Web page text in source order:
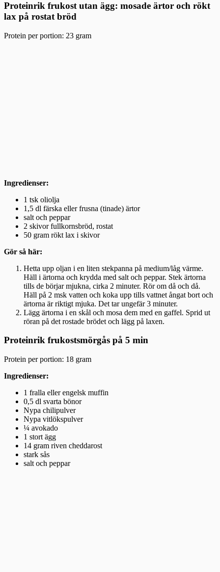
Proteinrik frukost utan ägg: mosade ärtor och rökt
lax på rostat bröd
Protein per portion: 23 gram
Ingredienser:
1 tsk oliolja
1,5 dl färska eller frusna (tinade) ärtor
salt och peppar
2 skivor fullkornsbröd, rostat
50 gram rökt lax i skivor
Gör så här:
Hetta upp oljan i en liten stekpanna på medium/låg värme.
Häll i ärtorna och krydda med salt och peppar. Stek ärtorna
tills de börjar mjukna, cirka 2 minuter. Rör om då och då.
Häll på 2 msk vatten och koka upp tills vattnet ångat bort och
ärtorna är riktigt mjuka. Det tar ungefär 3 minuter.
Lägg ärtorna i en skål och mosa dem med en gaffel. Sprid ut
röran på det rostade brödet och lägg på laxen.
Proteinrik frukostsmörgås på 5 min
Protein per portion: 18 gram
Ingredienser:
1 fralla eller engelsk muffin
0,5 dl svarta bönor
Nypa chilipulver
Nypa vitlökspulver
¼ avokado
1 stort ägg
14 gram riven cheddarost
stark sås
salt och peppar